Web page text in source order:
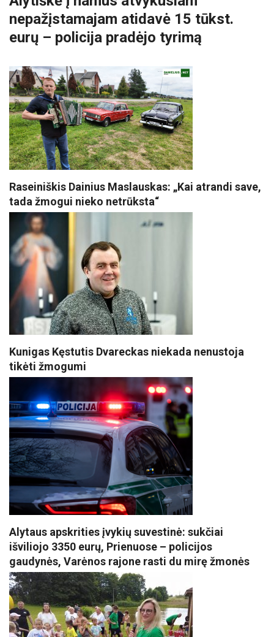
nepažįstamajam atidavė 15 tūkst.
eurų – policija pradėjo tyrimą
Raseiniškis Dainius Maslauskas: „Kai atrandi save,
tada žmogui nieko netrūksta“
Kunigas Kęstutis Dvareckas niekada nenustoja
tikėti žmogumi
Alytaus apskrities įvykių suvestinė: sukčiai
išviliojo 3350 eurų, Prienuose – policijos
gaudynės, Varėnos rajone rasti du mirę žmonės